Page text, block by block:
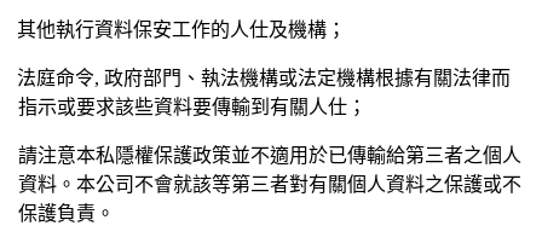
其他執行資料保安工作的人仕及機構；
法庭命令, 政府部門、執法機構或法定機構根據有關法律而
指示或要求該些資料要傳輸到有關人仕；
請注意本私隱權保護政策並不適用於已傳輸給第三者之個人
資料。本公司不會就該等第三者對有關個人資料之保護或不
保護負責。